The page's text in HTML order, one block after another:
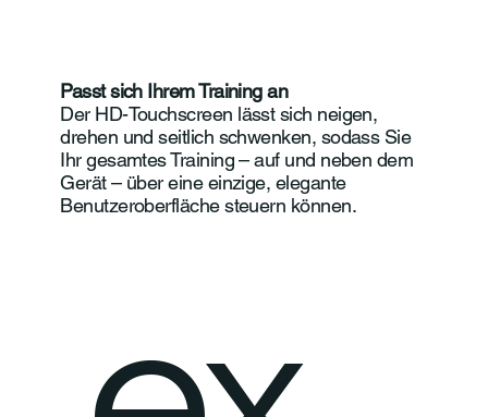
Passt sich Ihrem Training an
Der HD-Touchscreen lässt sich neigen,
drehen und seitlich schwenken, sodass Sie
Ihr gesamtes Training – auf und neben dem
Gerät – über eine einzige, elegante
Benutzeroberfläche steuern können.